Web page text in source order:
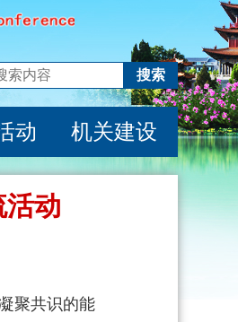
搜索
动 机关建设
活动
聚共识的能